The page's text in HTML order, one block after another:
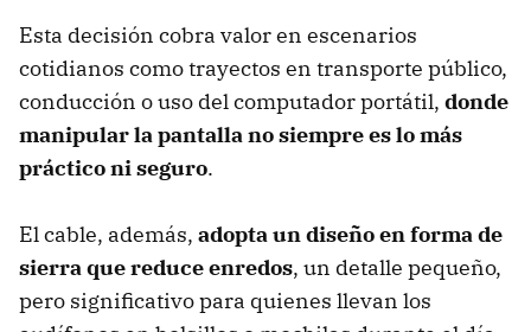
Esta decisión cobra valor en escenarios
cotidianos como trayectos en transporte público,
conducción o uso del computador portátil, donde
manipular la pantalla no siempre es lo más
práctico ni seguro.
El cable, además, adopta un diseño en forma de
sierra que reduce enredos, un detalle pequeño,
pero significativo para quienes llevan los